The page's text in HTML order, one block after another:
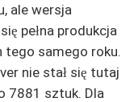
ale wersja
pełna produkcja
tego samego roku.
nie stał się tutaj
7881 sztuk. Dla